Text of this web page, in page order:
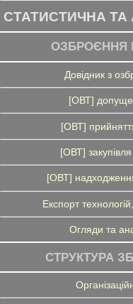
СТАТИСТИЧНА ТА
ОЗБРОЄННЯ
Довідник з
[ОВТ]
[ОВТ]
[ОВТ]
[ОВТ]
Експорт
Огляди та
СТРУКТУРА